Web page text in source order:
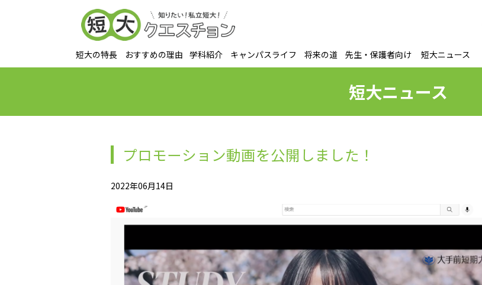
短大の特長 おすすめの理由 学科紹介 キャンパスライフ 将来の道 先生・保護者向け 短大ニュース
短大ニュース
プロモーション動画を公開しました！
2022年06月14日